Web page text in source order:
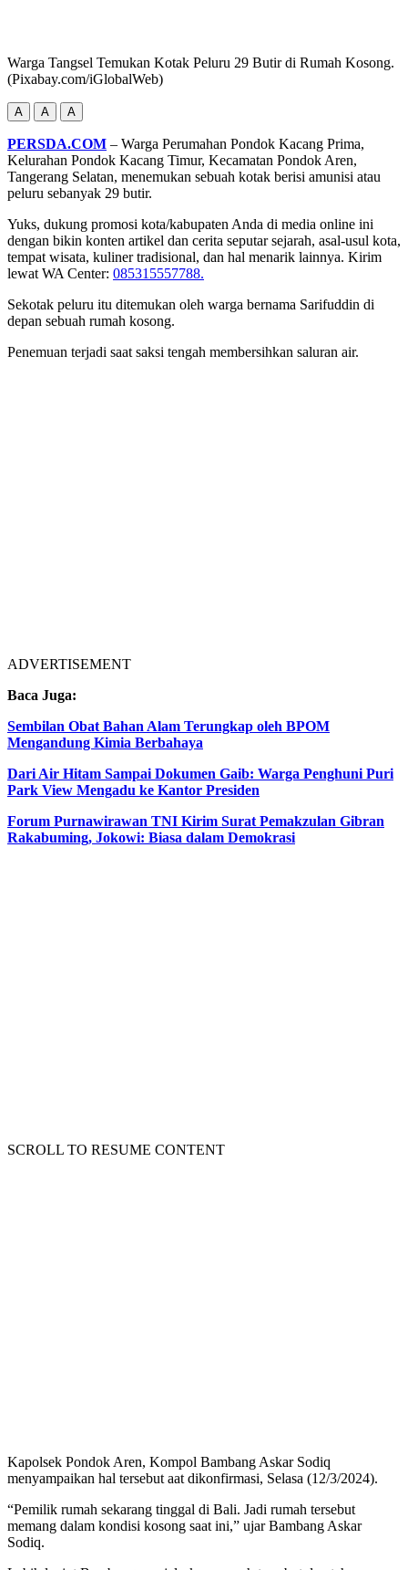
Warga Tangsel Temukan Kotak Peluru 29 Butir di Rumah Kosong.
(Pixabay.com/iGlobalWeb)
A A A
PERSDA.COM – Warga Perumahan Pondok Kacang Prima,
Kelurahan Pondok Kacang Timur, Kecamatan Pondok Aren,
Tangerang Selatan, menemukan sebuah kotak berisi amunisi atau
peluru sebanyak 29 butir.
Yuks, dukung promosi kota/kabupaten Anda di media online ini
dengan bikin konten artikel dan cerita seputar sejarah, asal-usul kota,
tempat wisata, kuliner tradisional, dan hal menarik lainnya. Kirim
lewat WA Center: 085315557788.
Sekotak peluru itu ditemukan oleh warga bernama Sarifuddin di
depan sebuah rumah kosong.
Penemuan terjadi saat saksi tengah membersihkan saluran air.
ADVERTISEMENT
Baca Juga:
Sembilan Obat Bahan Alam Terungkap oleh BPOM
Mengandung Kimia Berbahaya
Dari Air Hitam Sampai Dokumen Gaib: Warga Penghuni Puri
Park View Mengadu ke Kantor Presiden
Forum Purnawirawan TNI Kirim Surat Pemakzulan Gibran
Rakabuming, Jokowi: Biasa dalam Demokrasi
SCROLL TO RESUME CONTENT
Kapolsek Pondok Aren, Kompol Bambang Askar Sodiq
menyampaikan hal tersebut aat dikonfirmasi, Selasa (12/3/2024).
“Pemilik rumah sekarang tinggal di Bali. Jadi rumah tersebut
memang dalam kondisi kosong saat ini,” ujar Bambang Askar
Sodiq.